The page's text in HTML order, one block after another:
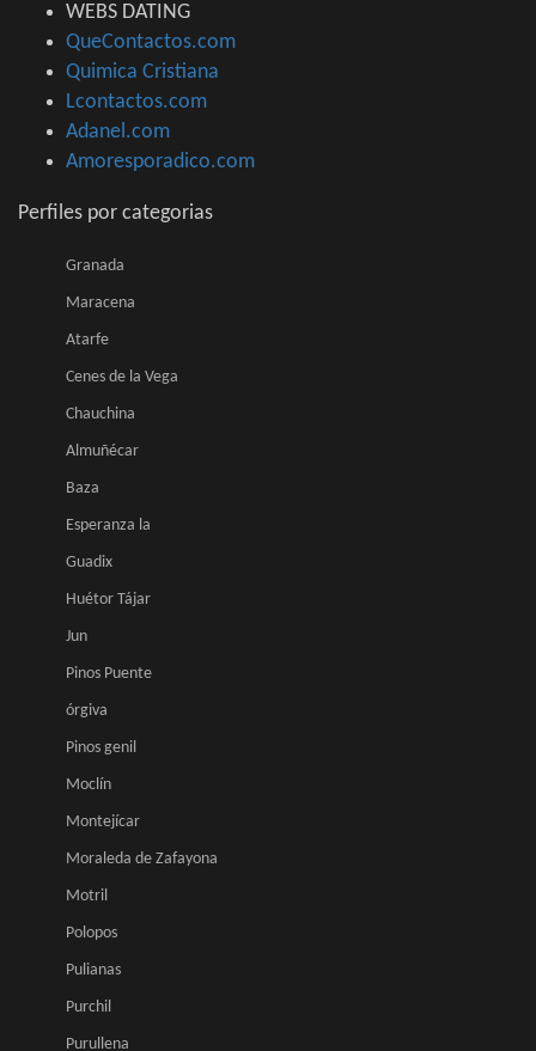
WEBS DATING
QueContactos.com
Quimica Cristiana
Lcontactos.com
Adanel.com
Amoresporadico.com
Perfiles por categorias
Granada
Maracena
Atarfe
Cenes de la Vega
Chauchina
Almuñécar
Baza
Esperanza la
Guadix
Huétor Tájar
Jun
Pinos Puente
órgiva
Pinos genil
Moclín
Montejícar
Moraleda de Zafayona
Motril
Polopos
Pulianas
Purchil
Purullena